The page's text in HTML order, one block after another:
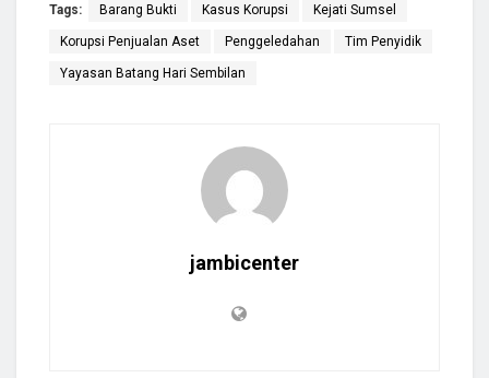
Tags: Barang Bukti Kasus Korupsi Kejati Sumsel
Korupsi Penjualan Aset Penggeledahan Tim Penyidik
Yayasan Batang Hari Sembilan
jambicenter